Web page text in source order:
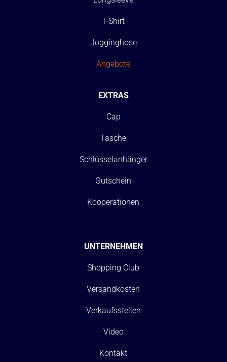
T-Shirt
Jogginghose
Angebote
EXTRAS
Cap
Tasche
Schlüsselanhänger
Gutschein
Kooperationen
UNTERNEHMEN
Shopping Club
Versandkosten
Verkaufsstellen
Video
Kontakt